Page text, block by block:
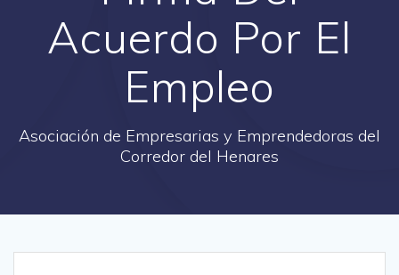
Acuerdo Por El
Empleo
Asociación de Empresarias y Emprendedoras del
Corredor del Henares